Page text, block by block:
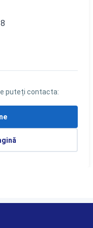
puteți contacta: